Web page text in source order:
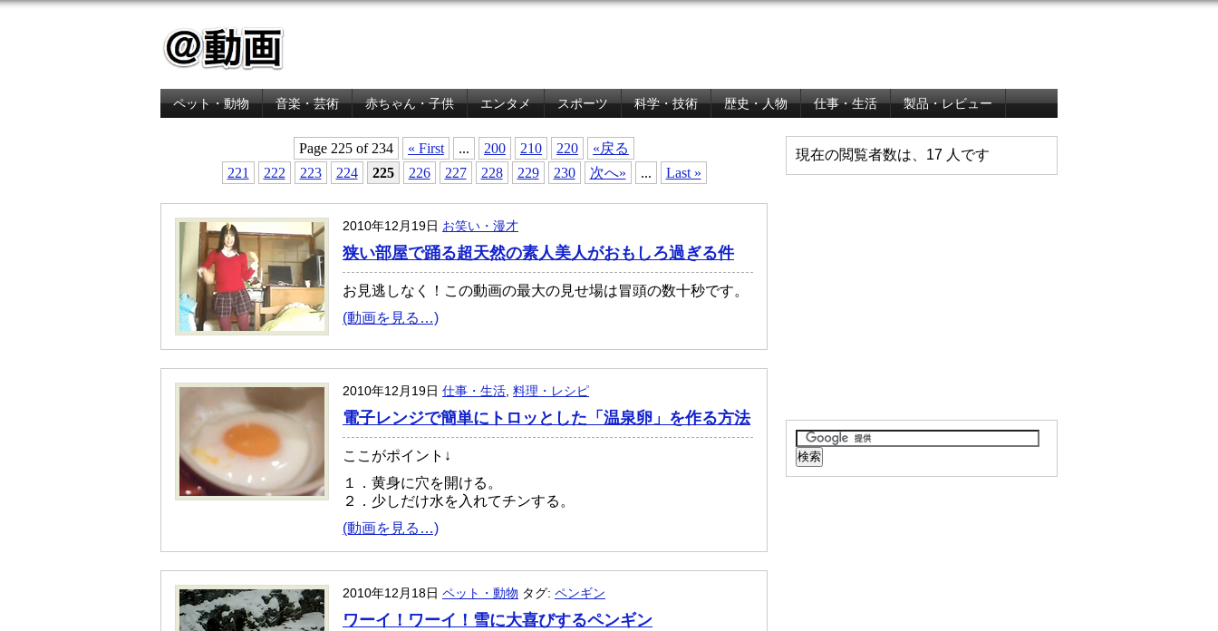
ペット・動物 音楽・芸術 赤ちゃん・子供 エンタメ スポーツ 科学・技術 歴史・人物 仕事・生活
製品・レビュー
Page 225 of 234 « First ... 200 210 220
«戻る
221
222 223 224 225 226 227 228 229 230 次へ» ... Last »
2010年12月19日 お笑い・漫才
狭い部屋で踊る超天然の素人美人がおもしろ過ぎる件
お見逃しなく！この動画の最大の見せ場は冒頭の数十秒です。
(動画を見る…)
2010年12月19日 仕事・生活 料理・レシピ
電子レンジで簡単にトロッとした「温泉卵」を作る方法
ここがポイント↓
１．黄身に穴を開ける。
２．少しだけ水を入れてチンする。
(動画を見る…)
2010年12月18日 ペット・動物 タグ: ペンギン
ワーイ！ワーイ！雪に大喜びするペンギン
現在の閲覧者数は、17 人です